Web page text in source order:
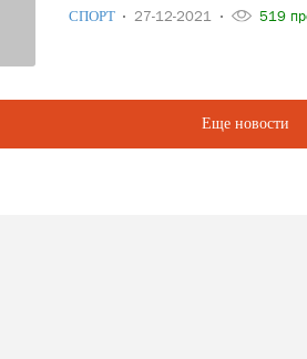
СПОРТ 27-12-2021 519
Еще новости